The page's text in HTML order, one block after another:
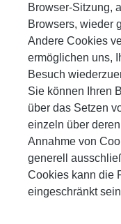
Browser-Sitzung,
Browsers, wieder
Andere Cookies
ermöglichen uns,
Besuch
Sie können Ihren
über das Setzen
einzeln über
Annahme von
generell
Cookies kann die
eingeschränkt